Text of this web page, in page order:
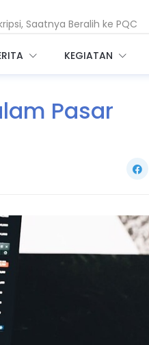
Saatnya Beralih ke PQC
Layanan Air di Minnesota
KEGIATAN
Pasar